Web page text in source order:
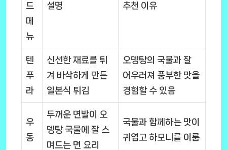
드
메
뉴
설명 추천 이유
텐
푸
라
신선한 재료를 튀
겨 바삭하게 만든
일본식 튀김
오뎅탕의 국물과 잘
어우러져 풍부한 맛을
경험할 수 있음
우
동
두꺼운 면발이 오
뎅탕 국물에 잘 스
며드는 면 요리
국물과 함께하는 맛이
귀엽고 하모니를 이룸